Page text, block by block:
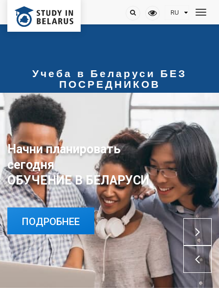
Учеба в Беларуси БЕЗ
ПОСРЕДНИКОВ
Начни планировать
сегодня
ОБУЧЕНИЕ В БЕЛАРУСИ
ПОДРОБНЕЕ